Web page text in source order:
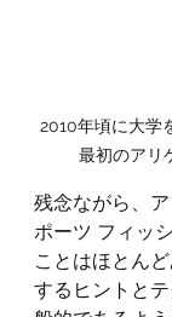
2010年頃に大学
最初のアリ
残念ながら、
ポーツ フィッ
ことはほとん
するヒントと